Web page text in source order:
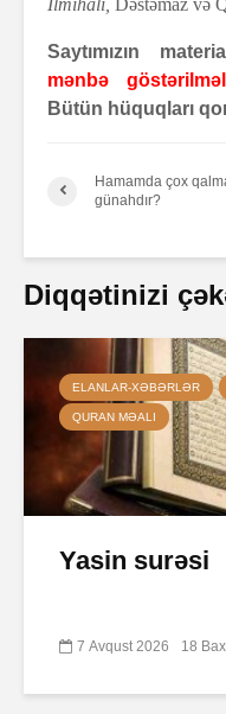
İlmihalı, Dəstəmaz və
Saytımızın
mənbə
Bütün hüquqları
Hamamda çox
günahdır?
Diqqətinizi
ELANLAR-XƏBƏRLƏR
QURAN MƏALI
Yasin surəsi
7 Avqust 2026 18